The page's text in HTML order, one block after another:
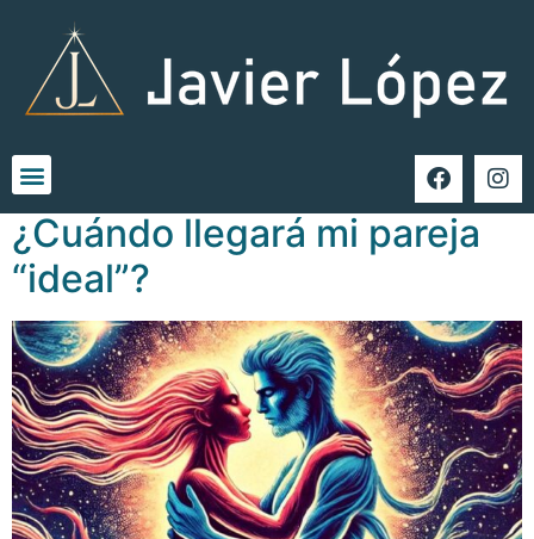
Etiqueta:
¿Cuándo llegará mi pareja
“ideal”?